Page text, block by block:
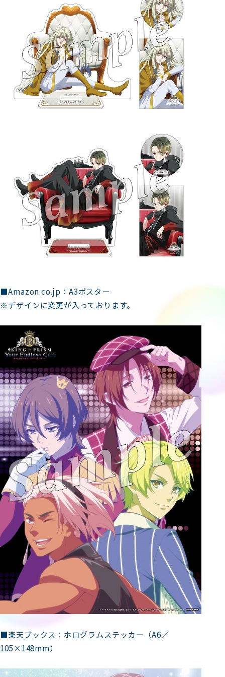
■Amazon.co.jp：A3ポスター
※デザインに変更が入っております。
■楽天ブックス：ホログラムステッカー（A6／
105×148mm）